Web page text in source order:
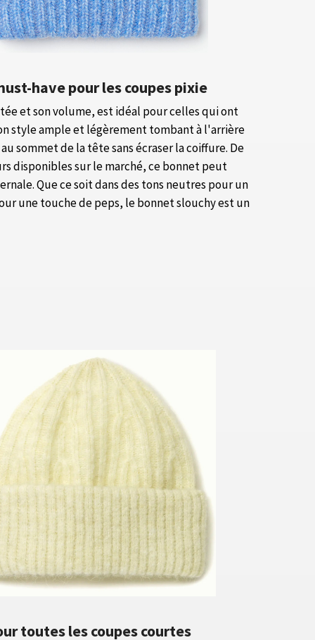
have pour les coupes pixie
et son volume, est idéal pour celles qui ont
style ample et légèrement tombant à l'arrière
sommet de la tête sans écraser la coiffure. De
disponibles sur le marché, ce bonnet peut
Que ce soit dans des tons neutres pour un
une touche de peps, le bonnet slouchy est un
toutes les coupes courtes